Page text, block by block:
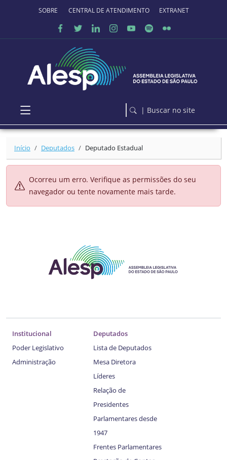
Ir para o conteúdo principal
SOBRE O PORTALCENTRAL DE ATENDIMENTO EXTRANET
| Buscar no site
Início Deputados Deputado Estadual
Ocorreu um erro. Verifique as permissões do seu
navegador ou tente novamente mais tarde.
Institucional
Poder Legislativo
Administração
Deputados
Lista de Deputados
Mesa Diretora
Líderes
Relação de
Presidentes
Parlamentares desde
1947
Frentes Parlamentares